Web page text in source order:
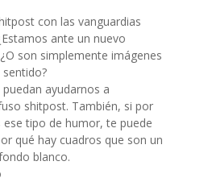
con las vanguardias
ante un nuevo
son simplemente imágenes
ayudarnos a
shitpost. También, si por
tipo de humor, te puede
qué hay cuadros que son un
blanco.